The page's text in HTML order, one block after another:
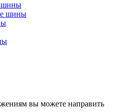
шины
шины
вы можете направить